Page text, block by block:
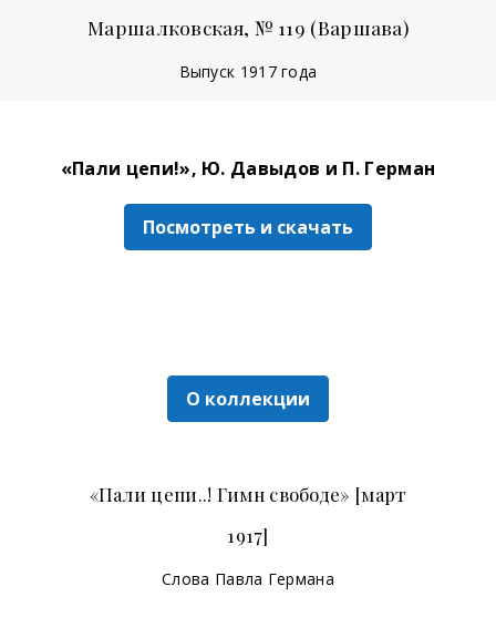
Маршалковская, № 119 (Варшава)
Выпуск 1917 года
«Пали цепи!», Ю. Давыдов и П. Герман
Посмотреть и скачать
О коллекции
«Пали цепи..! Гимн свободе» [март
1917]
Слова Павла Германа